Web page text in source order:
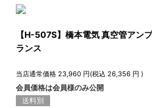
【H-507S】橋本電気 真空管アン
ランス
当店通常価格 23,960 円(税込26,356 円 )
会員価格は会員様のみ公開
送料別